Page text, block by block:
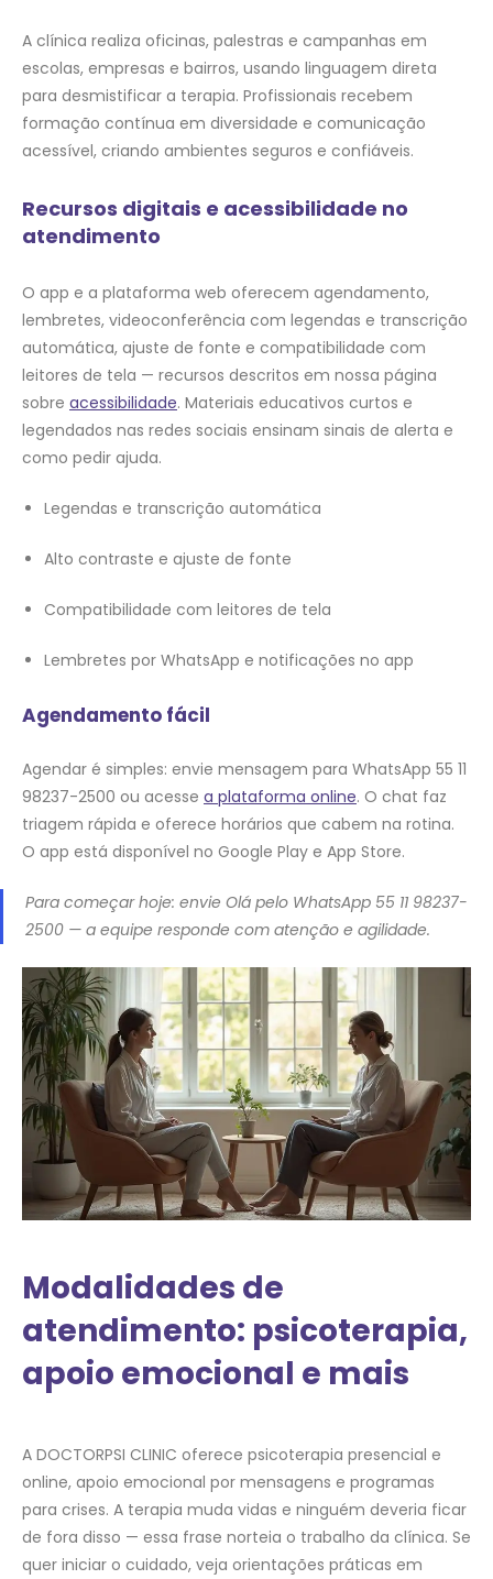
A clínica realiza oficinas, palestras e campanhas em
escolas, empresas e bairros, usando linguagem direta
para desmistificar a terapia. Profissionais recebem
formação contínua em diversidade e comunicação
acessível, criando ambientes seguros e confiáveis.
Recursos digitais e acessibilidade no
atendimento
O app e a plataforma web oferecem agendamento,
lembretes, videoconferência com legendas e transcrição
automática, ajuste de fonte e compatibilidade com
leitores de tela — recursos descritos em nossa página
sobre acessibilidade. Materiais educativos curtos e
legendados nas redes sociais ensinam sinais de alerta e
como pedir ajuda.
Legendas e transcrição automática
Alto contraste e ajuste de fonte
Compatibilidade com leitores de tela
Lembretes por WhatsApp e notificações no app
Agendamento fácil
Agendar é simples: envie mensagem para WhatsApp 55 11
98237-2500 ou acesse a plataforma online. O chat faz
triagem rápida e oferece horários que cabem na rotina.
O app está disponível no Google Play e App Store.
Para começar hoje: envie Olá pelo WhatsApp 55 11 98237-
2500 — a equipe responde com atenção e agilidade.
Modalidades de
atendimento: psicoterapia,
apoio emocional e mais
A DOCTORPSI CLINIC oferece psicoterapia presencial e
online, apoio emocional por mensagens e programas
para crises. A terapia muda vidas e ninguém deveria ficar
de fora disso — essa frase norteia o trabalho da clínica. Se
quer iniciar o cuidado, veja orientações práticas em